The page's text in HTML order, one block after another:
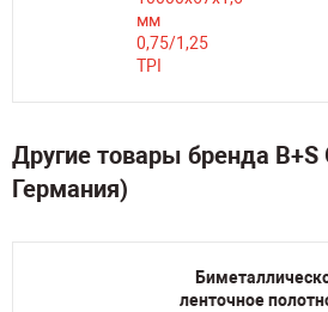
Другие товары бренда B+S
Германия)
ленточное